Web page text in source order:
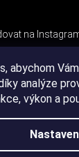
abychom
analýze
výkon a
na